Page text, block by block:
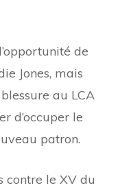
de
Jones, mais
au LCA
d’occuper le
patron.
contre le XV du